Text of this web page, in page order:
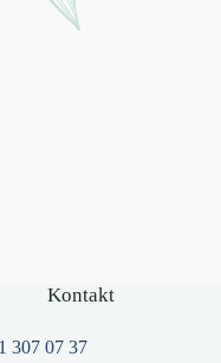
Kontakt
307 07 37